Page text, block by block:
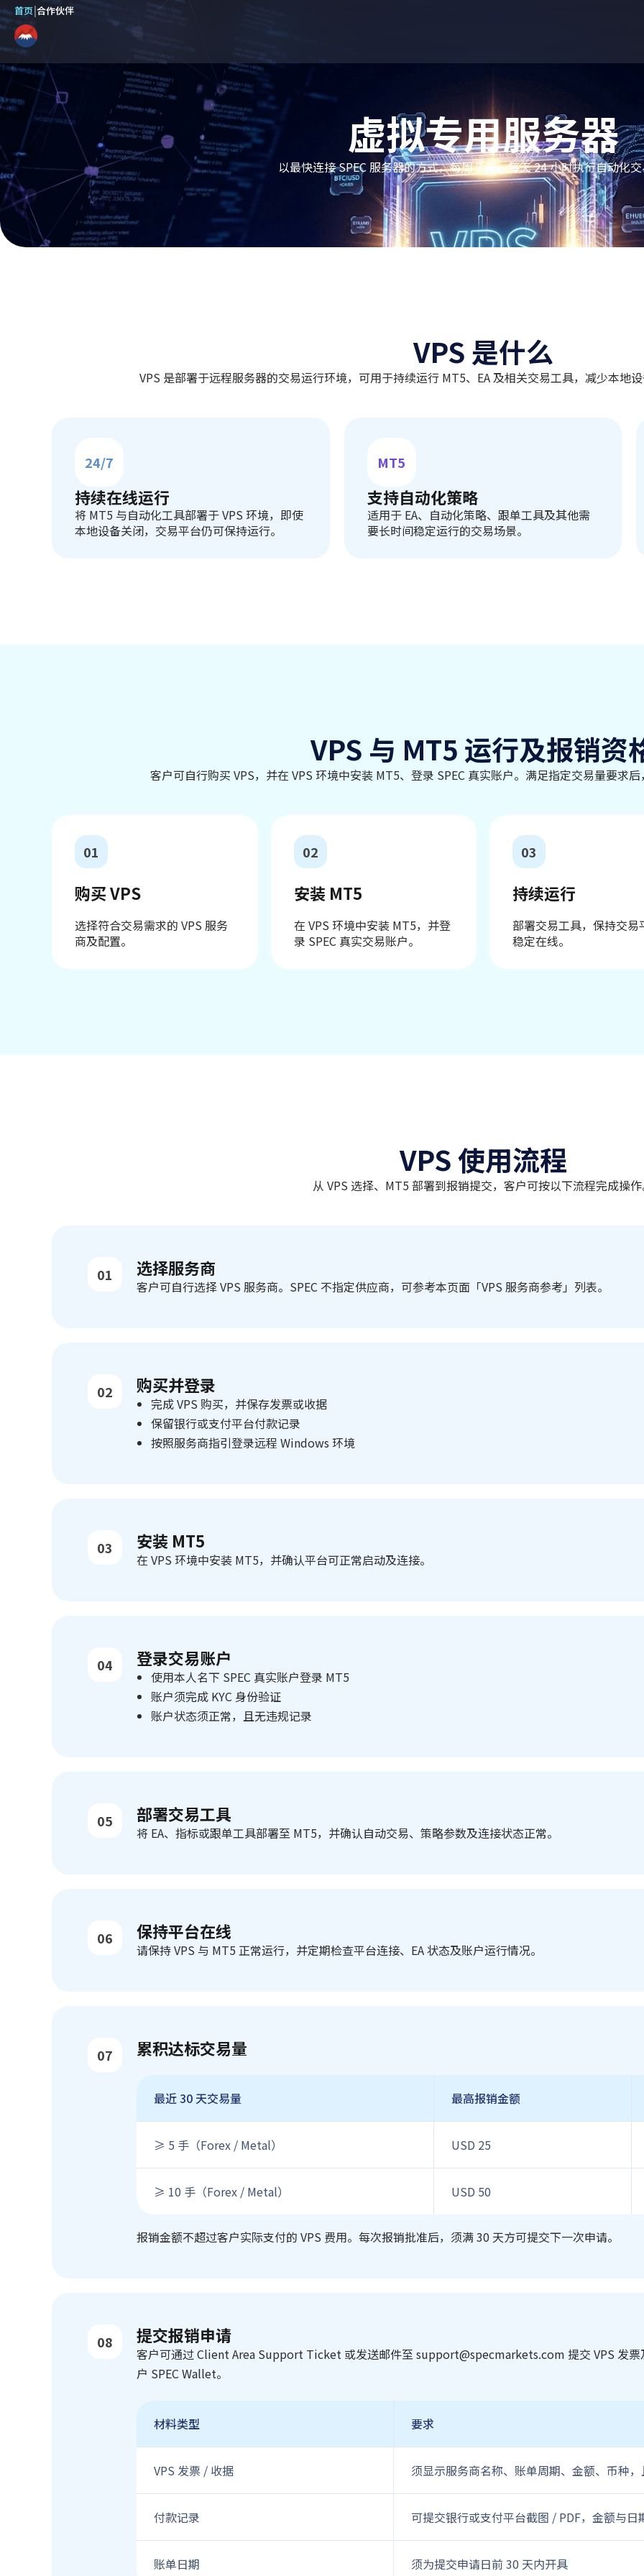
首页|合作伙伴
虚拟专用服务器
以最快连接 SPEC 服务器的方式，每周 7 天、每天 24 小时执行自动化
VPS 是什么
VPS 是部署于远程服务器的交易运行环境，可用于持续运行 MT5、EA 及相关交易工具，减少本地
24/7
持续在线运行
将 MT5 与自动化工具部署于 VPS 环境，即使
本地设备关闭，交易平台仍可保持运行。
MT5
支持自动化策略
适用于 EA、自动化策略、跟单工具及其他需
要长时间稳定运行的交易场景。
VPS 与 MT5 运行及报销资
客户可自行购买 VPS，并在 VPS 环境中安装 MT5、登录 SPEC 真实账户。满足指定交易量要求
01
购买 VPS
选择符合交易需求的 VPS 服务
商及配置。
02
安装 MT5
在 VPS 环境中安装 MT5，并登
录 SPEC 真实交易账户。
03
持续运行
部署交易工具，保持交易
稳定在线。
VPS 使用流程
从 VPS 选择、MT5 部署到报销提交，客户可按以下流程完成操
01 选择服务商
客户可自行选择 VPS 服务商。SPEC 不指定供应商，可参考本页面「VPS 服务商参考」列表。
02 购买并登录
完成 VPS 购买，并保存发票或收据
保留银行或支付平台付款记录
按照服务商指引登录远程 Windows 环境
03 安装 MT5
在 VPS 环境中安装 MT5，并确认平台可正常启动及连接。
04 登录交易账户
使用本人名下 SPEC 真实账户登录 MT5
账户须完成 KYC 身份验证
账户状态须正常，且无违规记录
05 部署交易工具
将 EA、指标或跟单工具部署至 MT5，并确认自动交易、策略参数及连接状态正常。
06 保持平台在线
请保持 VPS 与 MT5 正常运行，并定期检查平台连接、EA 状态及账户运行情况。
07 累积达标交易量
最近 30 天交易量 最高报销金额
≥ 5 手（Forex / Metal） USD 25
≥ 10 手（Forex / Metal） USD 50
报销金额不超过客户实际支付的 VPS 费用。每次报销批准后，须满 30 天方可提交下一次申请。
08 提交报销申请
客户可通过 Client Area Support Ticket 或发送邮件至support@specmarkets.com 提交 VPS 发
户 SPEC Wallet。
材料类型 要求
VPS 发票 / 收据 须显示服务商名称、账单周期、金额、币种
付款记录 可提交银行或支付平台截图 / PDF，金额与日
账单日期 须为提交申请日前 30 天内开具